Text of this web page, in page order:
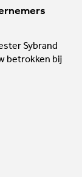
Sybrand
betrokken bij